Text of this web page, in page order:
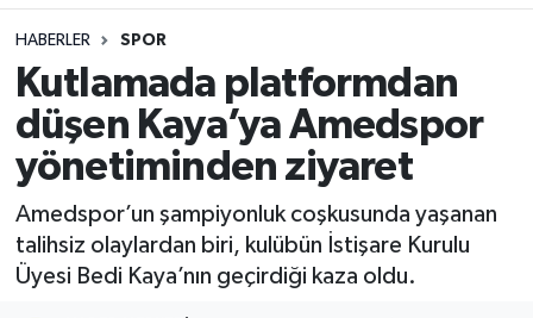
HABERLER SPOR
Kutlamada platformdan
düşen Kaya’ya Amedspor
yönetiminden ziyaret
Amedspor’un şampiyonluk coşkusunda yaşanan
talihsiz olaylardan biri, kulübün İstişare Kurulu
Üyesi Bedi Kaya’nın geçirdiği kaza oldu.
İstanbul Namaz Vakitleri
İstanbul Trafik Yoğunluk Haritası
Süper Lig Puan Durumu ve Fikstür
Tüm Manşetler
Son Dakika Haberleri